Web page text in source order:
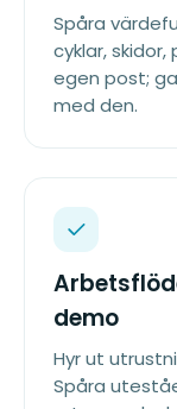
Spåra
cyklar,
egen post;
med den.
demo
Hyr ut
Spåra